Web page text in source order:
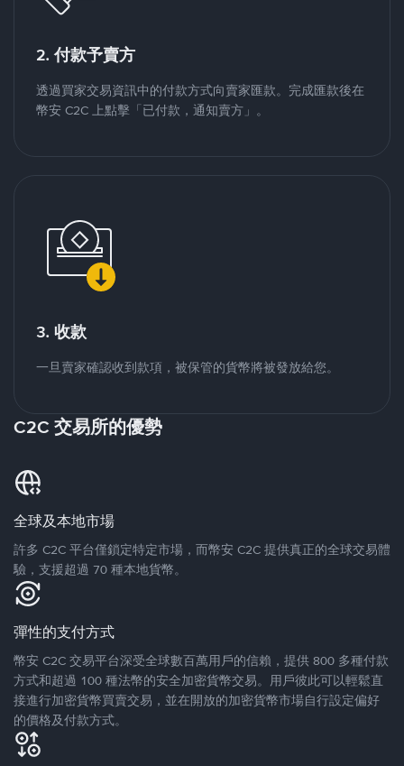
2. 付款予賣方
透過買家交易資訊中的付款方式向賣家匯款。完成匯款後在
幣安 C2C 上點擊「已付款，通知賣方」。
3. 收款
一旦賣家確認收到款項，被保管的貨幣將被發放給您。
C2C 交易所的優勢
全球及本地市場
許多 C2C 平台僅鎖定特定市場，而幣安 C2C 提供真正的全球交易體
驗，支援超過 70 種本地貨幣。
彈性的支付方式
幣安 C2C 交易平台深受全球數百萬用戶的信賴，提供 800 多種付款
方式和超過 100 種法幣的安全加密貨幣交易。用戶彼此可以輕鬆直
接進行加密貨幣買賣交易，並在開放的加密貨幣市場自行設定偏好
的價格及付款方式。